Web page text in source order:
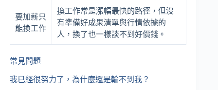
要加薪只
能換工作
換工作常是漲幅最快的路徑，但沒
有準備好成果清單與行情依據的
人，換了也一樣談不到好價錢。
常見問題
我已經很努力了，為什麼還是輪不到我？